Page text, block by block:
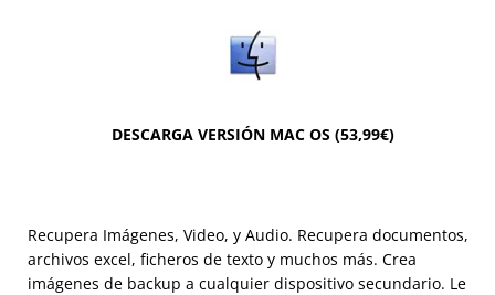
DESCARGA VERSIÓN MAC OS (53,99€)
Recupera Imágenes, Video, y Audio. Recupera documentos,
archivos excel, ficheros de texto y muchos más. Crea
imágenes de backup a cualquier dispositivo secundario. Le